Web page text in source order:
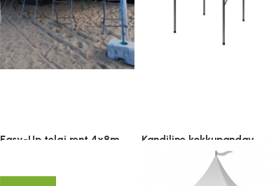
Easy-Up telgi rent 4x8m
Kandiline kokkupandav
(lisandub KM)